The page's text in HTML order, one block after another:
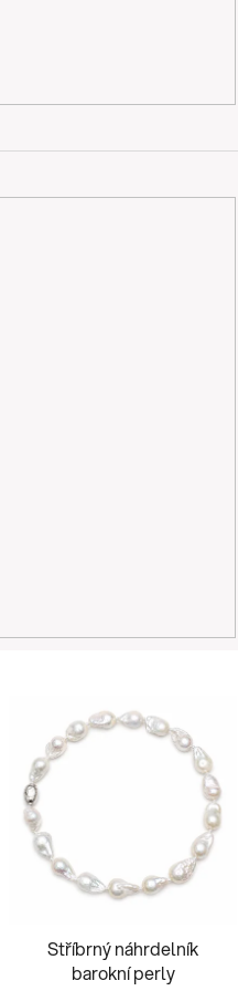
Stříbrný náhrdelník
barokní perly